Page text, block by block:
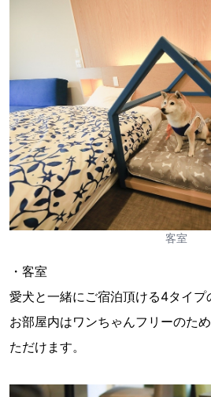
客室
・客室
愛犬と一緒にご宿泊頂ける4タイプ
お部屋内はワンちゃんフリーのた
ただけます。